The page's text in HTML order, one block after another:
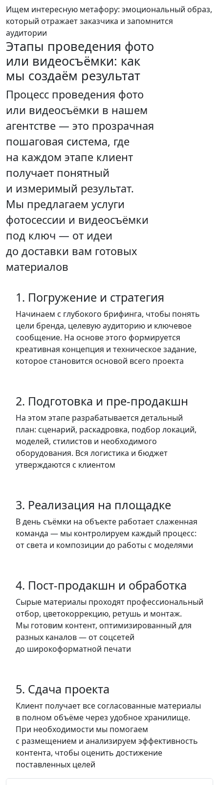
Ищем интересную метафору: эмоциональный образ,
который отражает заказчика и запомнится
аудитории
Этапы проведения фото
или видеосъёмки: как
мы создаём результат
Процесс проведения фото
или видеосъёмки в нашем
агентстве — это прозрачная
пошаговая система, где
на каждом этапе клиент
получает понятный
и измеримый результат.
Мы предлагаем услуги
фотосессии и видеосъёмки
под ключ — от идеи
до доставки вам готовых
материалов
1. Погружение и стратегия
Начинаем с глубокого брифинга, чтобы понять
цели бренда, целевую аудиторию и ключевое
сообщение. На основе этого формируется
креативная концепция и техническое задание,
которое становится основой всего проекта
2. Подготовка и пре-продакшн
На этом этапе разрабатывается детальный
план: сценарий, раскадровка, подбор локаций,
моделей, стилистов и необходимого
оборудования. Вся логистика и бюджет
утверждаются с клиентом
3. Реализация на площадке
В день съёмки на объекте работает слаженная
команда — мы контролируем каждый процесс:
от света и композиции до работы с моделями
4. Пост-продакшн и обработка
Сырые материалы проходят профессиональный
отбор, цветокоррекцию, ретушь и монтаж.
Мы готовим контент, оптимизированный для
разных каналов — от соцсетей
до широкоформатной печати
5. Сдача проекта
Клиент получает все согласованные материалы
в полном объёме через удобное хранилище.
При необходимости мы помогаем
с размещением и анализируем эффективность
контента, чтобы оценить достижение
поставленных целей